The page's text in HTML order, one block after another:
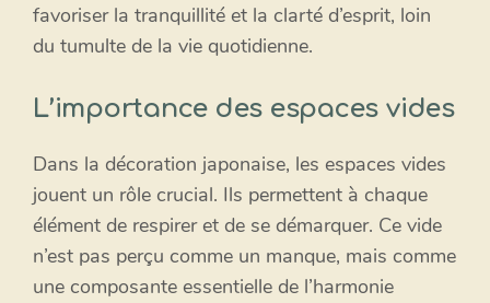
favoriser la tranquillité et la clarté d’esprit, loin
du tumulte de la vie quotidienne.
L’importance des espaces vides
Dans la décoration japonaise, les espaces vides
jouent un rôle crucial. Ils permettent à chaque
élément de respirer et de se démarquer. Ce vide
n’est pas perçu comme un manque, mais comme
une composante essentielle de l’harmonie